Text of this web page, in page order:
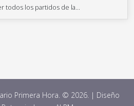
todos los partidos de la...
Primera Hora. © 2026. | Diseño